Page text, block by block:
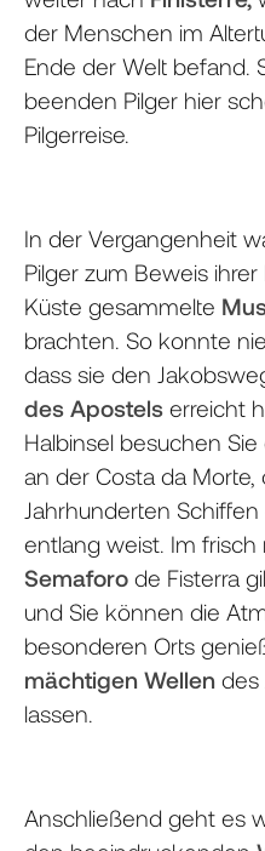
der Menschen im
Ende der Welt befand.
beenden Pilger hier
Pilgerreise.
In der Vergangenheit
Pilger zum Beweis
Küste gesammelte
brachten. So konnte
dass sie den
des Apostels erreicht
Halbinsel besuchen
an der Costa da
Jahrhunderten
entlang weist. Im frisch
Semaforo de Fisterra
und Sie können die
besonderen Orts
mächtigen Wellen des
lassen.
Anschließend geht es